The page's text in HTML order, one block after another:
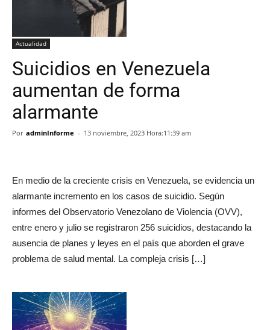
Actualidad
Suicidios en Venezuela
aumentan de forma
alarmante
Por adminInforme - 13 noviembre, 2023 Hora:11:39 am
En medio de la creciente crisis en Venezuela, se evidencia un
alarmante incremento en los casos de suicidio. Según
informes del Observatorio Venezolano de Violencia (OVV),
entre enero y julio se registraron 256 suicidios, destacando la
ausencia de planes y leyes en el país que aborden el grave
problema de salud mental. La compleja crisis […]